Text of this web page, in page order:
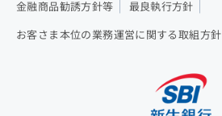
金融商品勧誘方針等 最良執行方針
お客さま本位の業務運営に関する取組方針